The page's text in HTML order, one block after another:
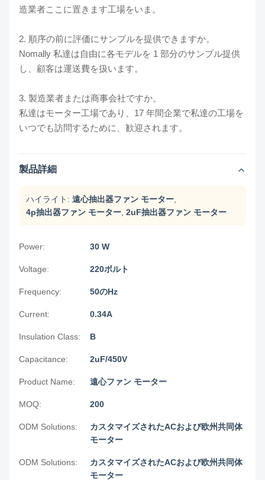
造業者ここに置きます工場をいま。
2. 順序の前に評価にサンプルを提供できますか。
Nomally 私達は自由に各モデルを 1 部分のサンプル提供
し、顧客は運送費を扱います。
3. 製造業者または商事会社ですか。
私達はモーター工場であり、17 年間企業で私達の工場を
いつでも訪問するために、歓迎されます。
製品詳細
ハイライト: 遠心抽出器ファン モーター
4p抽出器ファン モーター 2uF抽出器ファン モーター
Power: 30 W
Voltage: 220ボルト
Frequency: 50のHz
Current: 0.34A
Insulation Class: B
Capacitance: 2uF/450V
Product Name: 遠心ファン モーター
MOQ: 200
ODM Solutions:
カスタマイズされたACおよび欧州共同体
モーター
ODM Solutions:
カスタマイズされたACおよび欧州共同体
モーター